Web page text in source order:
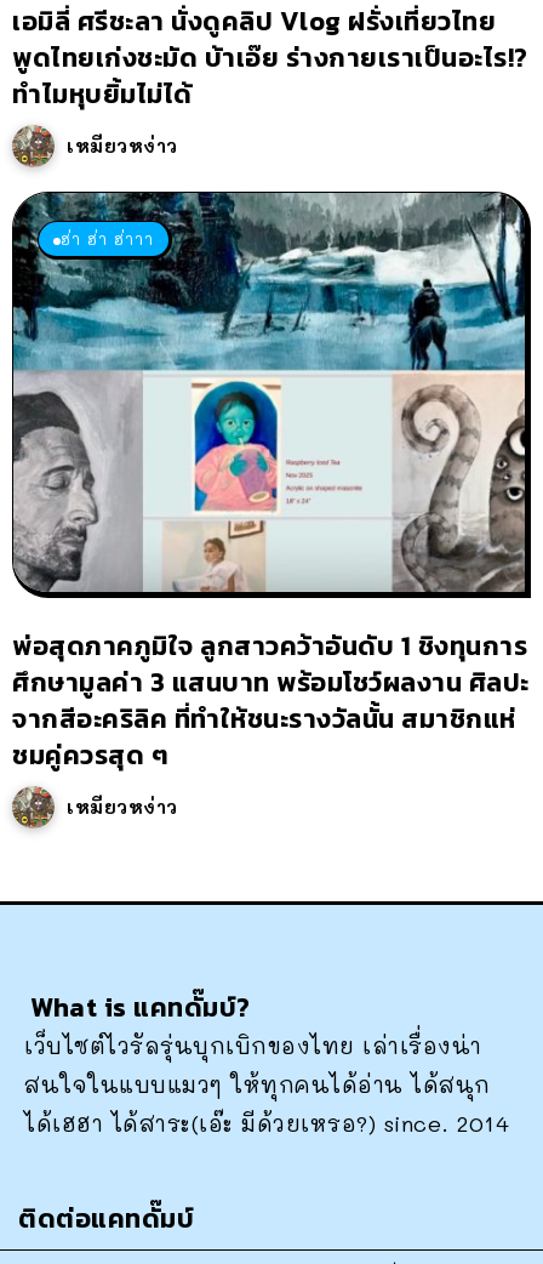
เอมิลี่ ศรีชะลา นั่งดูคลิป Vlog ฝรั่งเที่ยวไทย
พูดไทยเก่งชะมัด บ้าเอ๊ย ร่างกายเราเป็นอะไร!?
ทำไมหุบยิ้มไม่ได้
เหมียวหง่าว
ฮ่า ฮ่า ฮ่าาา
พ่อสุดภาคภูมิใจ ลูกสาวคว้าอันดับ 1 ชิงทุนการ
ศึกษามูลค่า 3 แสนบาท พร้อมโชว์ผลงาน ศิลปะ
จากสีอะคริลิค ที่ทำให้ชนะรางวัลนั้น สมาชิกแห่
ชมคู่ควรสุด ๆ
เหมียวหง่าว
What is แคทดั๊มบ์?
เว็บไซต์ไวรัลรุ่นบุกเบิกของไทย เล่าเรื่องน่า
สนใจในแบบแมวๆ ให้ทุกคนได้อ่าน ได้สนุก
ได้เฮฮา ได้สาระ(เอ๊ะ มีด้วยเหรอ?) since. 2014
ติดต่อแคทดั๊มบ์